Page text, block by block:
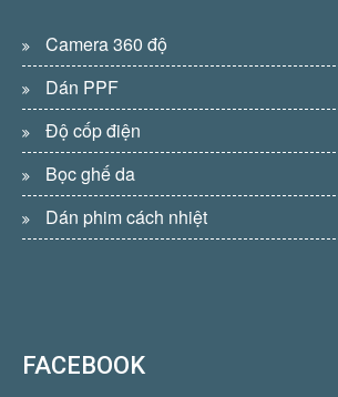
Camera 360 độ
Dán PPF
Độ cốp điện
Bọc ghế da
Dán phim cách nhiệt
FACEBOOK